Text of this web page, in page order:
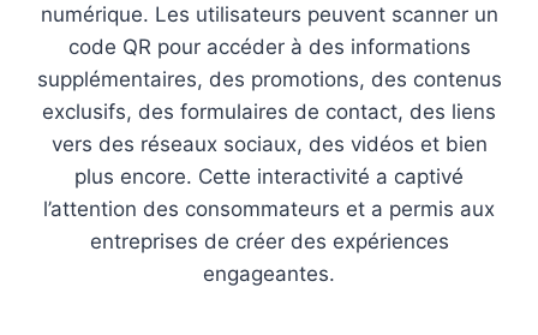
numérique. Les utilisateurs peuvent scanner un
code QR pour accéder à des informations
supplémentaires, des promotions, des contenus
exclusifs, des formulaires de contact, des liens
vers des réseaux sociaux, des vidéos et bien
plus encore. Cette interactivité a captivé
l’attention des consommateurs et a permis aux
entreprises de créer des expériences
engageantes.